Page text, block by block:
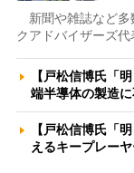
新聞や雑誌など多
クアドバイザーズ
【戸松信博氏「
端半導体の製造
【戸松信博氏「
えるキープレー